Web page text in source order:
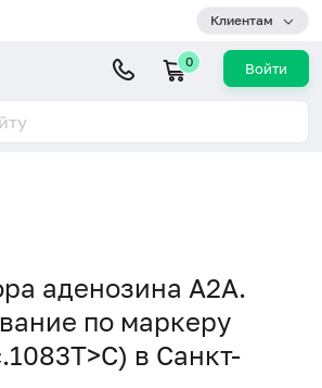
Клиентам
0 Войти
аденозина А2A.
по маркеру
в Санкт-